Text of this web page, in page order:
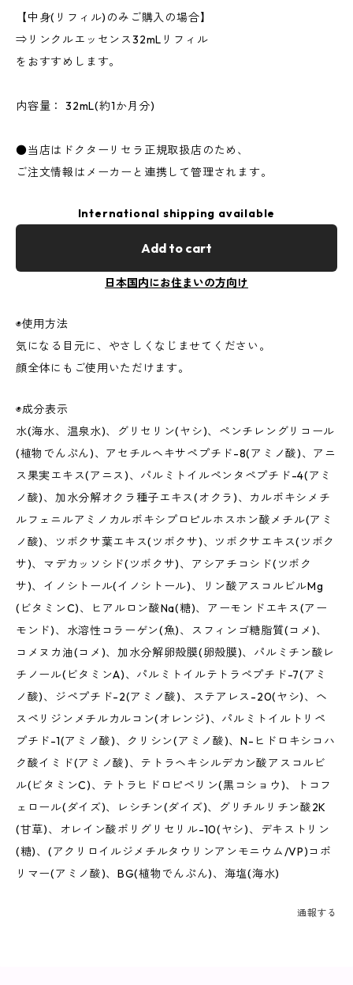
【中身(リフィル)のみご購入の場合】
⇒リンクルエッセンス32mLリフィル
をおすすめします。
内容量： 32mL(約1か月分)
●当店はドクターリセラ正規取扱店のため、
ご注文情報はメーカーと連携して管理されます。
International shipping available
Add to cart
日本国内にお住まいの方向け
◉使用方法
気になる目元に、やさしくなじませてください。
顔全体にもご使用いただけます。
◉成分表示
水(海水、温泉水)、グリセリン(ヤシ)、ペンチレングリコール
(植物でんぷん)、アセチルヘキサペプチド-8(アミノ酸)、アニ
ス果実エキス(アニス)、パルミトイルペンタペプチド-4(アミ
ノ酸)、加水分解オクラ種子エキス(オクラ)、カルボキシメチ
ルフェニルアミノカルボキシプロピルホスホン酸メチル(アミ
ノ酸)、ツボクサ葉エキス(ツボクサ)、ツボクサエキス(ツボク
サ)、マデカッソシド(ツボクサ)、アシアチコシド(ツボク
サ)、イノシトール(イノシトール)、リン酸アスコルビルMg
(ビタミンC)、ヒアルロン酸Na(糖)、アーモンドエキス(アー
モンド)、水溶性コラーゲン(魚)、スフィンゴ糖脂質(コメ)、
コメヌカ油(コメ)、加水分解卵殻膜(卵殻膜)、パルミチン酸レ
チノール(ビタミンA)、パルミトイルテトラペプチド-7(アミ
ノ酸)、ジペプチド-2(アミノ酸)、ステアレス-20(ヤシ)、ヘ
スペリジンメチルカルコン(オレンジ)、パルミトイルトリペ
プチド-1(アミノ酸)、クリシン(アミノ酸)、N-ヒドロキシコハ
ク酸イミド(アミノ酸)、テトラヘキシルデカン酸アスコルビ
ル(ビタミンC)、テトラヒドロピペリン(黒コショウ)、トコフ
ェロール(ダイズ)、レシチン(ダイズ)、グリチルリチン酸2K
(甘草)、オレイン酸ポリグリセリル-10(ヤシ)、デキストリン
(糖)、(アクリロイルジメチルタウリンアンモニウム/VP)コポ
リマー(アミノ酸)、BG(植物でんぷん)、海塩(海水)
通報する